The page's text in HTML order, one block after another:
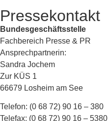
Pressekontakt
Bundesgeschäftsstelle
Fachbereich Presse & PR
Ansprechpartnerin:
Sandra Jochem
Zur KÜS 1
66679 Losheim am See
Telefon: (0 68 72) 90 16 – 380
Telefax: (0 68 72) 90 16 – 5380